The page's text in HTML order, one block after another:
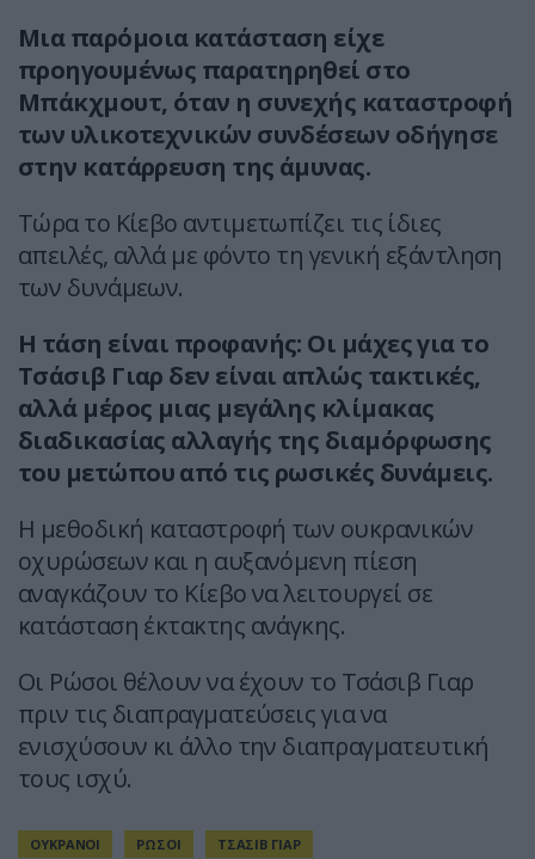
Μια παρόμοια κατάσταση είχε
προηγουμένως παρατηρηθεί στο
Μπάκχμουτ, όταν η συνεχής καταστροφή
των υλικοτεχνικών συνδέσεων οδήγησε
στην κατάρρευση της άμυνας.
Τώρα το Κίεβο αντιμετωπίζει τις ίδιες
απειλές, αλλά με φόντο τη γενική εξάντληση
των δυνάμεων.
Η τάση είναι προφανής: Οι μάχες για το
Τσάσιβ Γιαρ δεν είναι απλώς τακτικές,
αλλά μέρος μιας μεγάλης κλίμακας
διαδικασίας αλλαγής της διαμόρφωσης
του μετώπου από τις ρωσικές δυνάμεις.
Η μεθοδική καταστροφή των ουκρανικών
οχυρώσεων και η αυξανόμενη πίεση
αναγκάζουν το Κίεβο να λειτουργεί σε
κατάσταση έκτακτης ανάγκης.
Οι Ρώσοι θέλουν να έχουν το Τσάσιβ Γιαρ
πριν τις διαπραγματεύσεις για να
ενισχύσουν κι άλλο την διαπραγματευτική
τους ισχύ.
ΟΥΚΡΑΝΟΙ ΡΩΣΟΙ ΤΣΑΣΙΒ ΓΙΑΡ